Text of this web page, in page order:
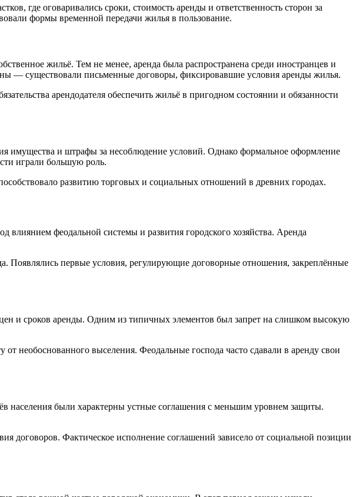
где оговаривались сроки, стоимость аренды и ответственность сторон за
формы временной передачи жилья в пользование.
жильё. Тем не менее, аренда была распространена среди иностранцев и
— существовали письменные договоры, фиксировавшие условия аренды жилья.
арендодателя обеспечить жильё в пригодном состоянии и обязанности
имущества и штрафы за несоблюдение условий. Однако формальное оформление
играли большую роль.
развитию торговых и социальных отношений в древних городах.
феодальной системы и развития городского хозяйства. Аренда
Появлялись первые условия, регулирующие договорные отношения, закреплённые
и сроков аренды. Одним из типичных элементов был запрет на слишком высокую
необоснованного выселения. Феодальные господа часто сдавали в аренду свои
населения были характерны устные соглашения с меньшим уровнем защиты.
Фактическое исполнение соглашений зависело от социальной позиции